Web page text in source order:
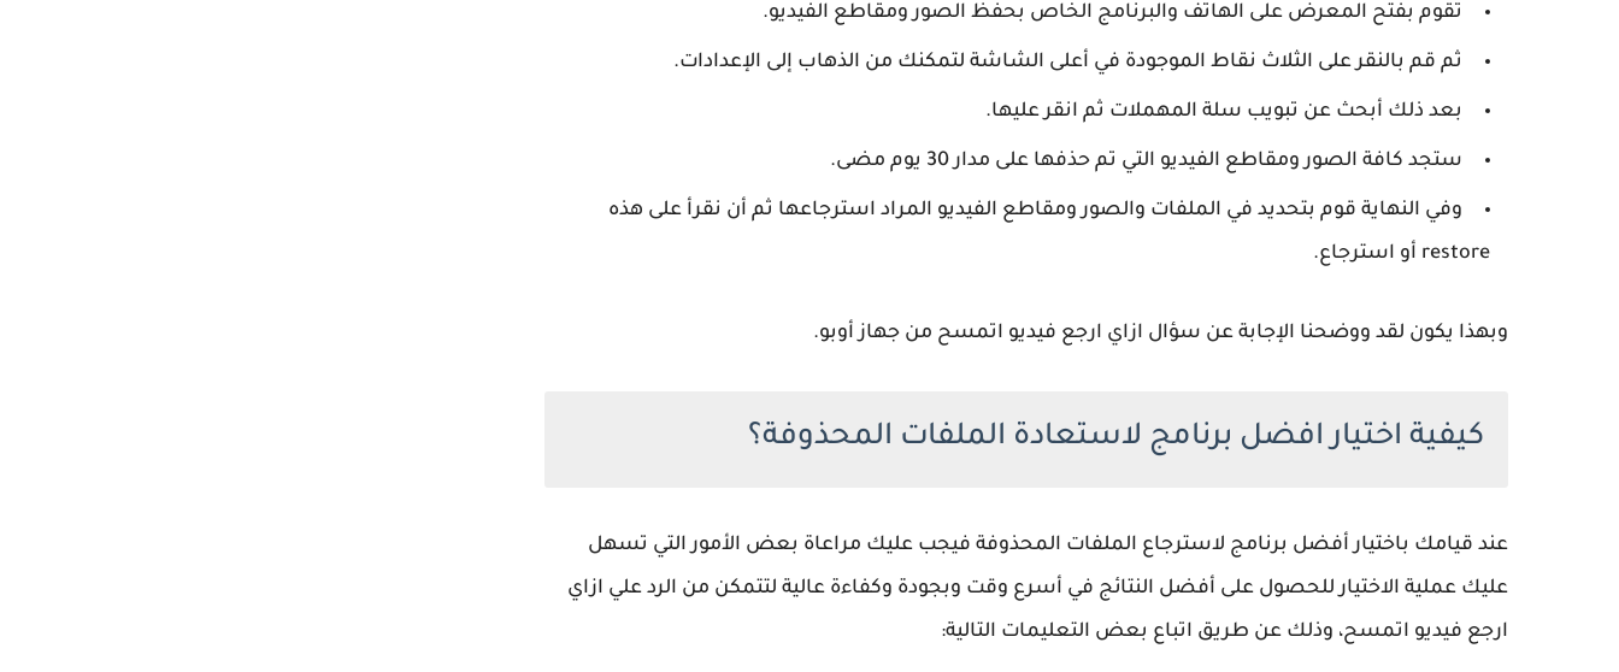
تقوم بفتح المعرض على الهاتف والبرنامج الخاص بحفظ الصور ومقاطع الفيديو.
ثم قم بالنقر على الثلاث نقاط الموجودة في أعلى الشاشة لتمكنك من الذهاب إلى الإعدادات.
بعد ذلك أبحث عن تبويب سلة المهملات ثم انقر عليها.
ستجد كافة الصور ومقاطع الفيديو التي تم حذفها على مدار 30 يوم مضى.
وفي النهاية قوم بتحديد في الملفات والصور ومقاطع الفيديو المراد استرجاعها ثم أن نقرأ على هذه
restore أو استرجاع.
وبهذا يكون لقد ووضحنا الإجابة عن سؤال ازاي ارجع فيديو اتمسح من جهاز أوبو.
كيفية اختيار افضل برنامج لاستعادة الملفات المحذوفة؟
عند قيامك باختيار أفضل برنامج لاسترجاع الملفات المحذوفة فيجب عليك مراعاة بعض الأمور التي تسهل
عليك عملية الاختيار للحصول على أفضل النتائج في أسرع وقت وبجودة وكفاءة عالية لتتمكن من الرد علي ازاي
ارجع فيديو اتمسح، وذلك عن طريق اتباع بعض التعليمات التالية: